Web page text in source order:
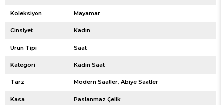
Koleksiyon Mayamar
Cinsiyet Kadın
Ürün Tipi Saat
Kategori Kadın Saat
Tarz Modern Saatler Abiye Saatler
Kasa Paslanmaz Çelik